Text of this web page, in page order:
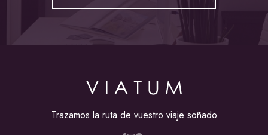
Trazamos la ruta de vuestro viaje soñado